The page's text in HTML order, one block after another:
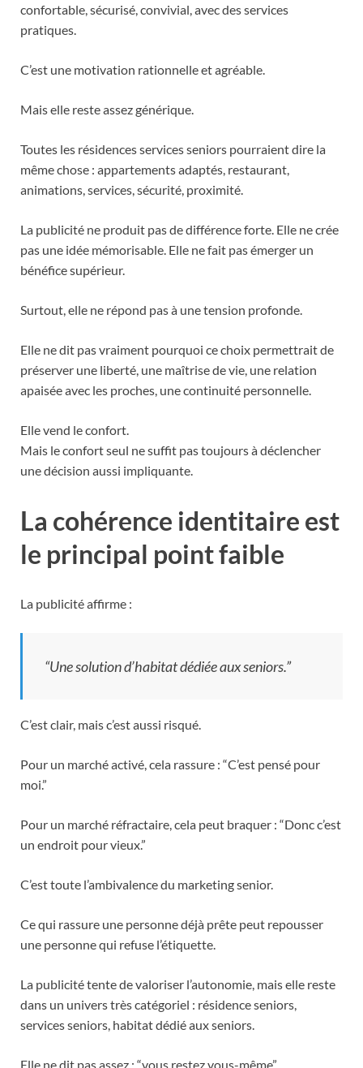
confortable, sécurisé, convivial, avec des services
pratiques.
C’est une motivation rationnelle et agréable.
Mais elle reste assez générique.
Toutes les résidences services seniors pourraient dire la
même chose : appartements adaptés, restaurant,
animations, services, sécurité, proximité.
La publicité ne produit pas de différence forte. Elle ne crée
pas une idée mémorisable. Elle ne fait pas émerger un
bénéfice supérieur.
Surtout, elle ne répond pas à une tension profonde.
Elle ne dit pas vraiment pourquoi ce choix permettrait de
préserver une liberté, une maîtrise de vie, une relation
apaisée avec les proches, une continuité personnelle.
Elle vend le confort.
Mais le confort seul ne suffit pas toujours à déclencher
une décision aussi impliquante.
La cohérence identitaire est
le principal point faible
La publicité affirme :
“Une solution d’habitat dédiée aux seniors.”
C’est clair, mais c’est aussi risqué.
Pour un marché activé, cela rassure : “C’est pensé pour
moi.”
Pour un marché réfractaire, cela peut braquer : “Donc c’est
un endroit pour vieux.”
C’est toute l’ambivalence du marketing senior.
Ce qui rassure une personne déjà prête peut repousser
une personne qui refuse l’étiquette.
La publicité tente de valoriser l’autonomie, mais elle reste
dans un univers très catégoriel : résidence seniors,
services seniors, habitat dédié aux seniors.
Elle ne dit pas assez : “vous restez vous-même”.